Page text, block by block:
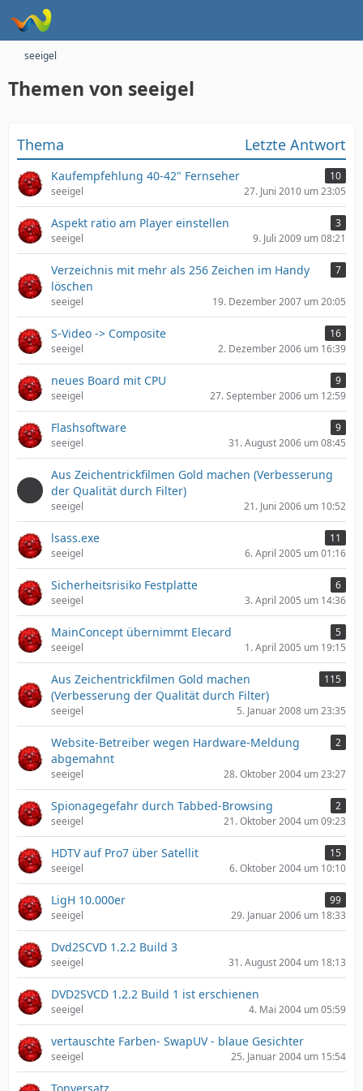
seeigel
Themen von seeigel
Thema Letzte Antwort
Kaufempfehlung 40-42" Fernseher
10
seeigel
27. Juni 2010 um 23:05
Aspekt ratio am Player einstellen
3
seeigel
9. Juli 2009 um 08:21
Verzeichnis mit mehr als 256 Zeichen im Handy
löschen
7
seeigel 19. Dezember 2007 um 20:05
S-Video -> Composite
16
seeigel
2. Dezember 2006 um 16:39
neues Board mit CPU
9
seeigel
27. September 2006 um 12:59
Flashsoftware
9
seeigel
31. August 2006 um 08:45
Aus Zeichentrickfilmen Gold machen (Verbesserung
der Qualität durch Filter)
seeigel 21. Juni 2006 um 10:52
lsass.exe
11
seeigel
6. April 2005 um 01:16
Sicherheitsrisiko Festplatte
6
seeigel
3. April 2005 um 14:36
MainConcept übernimmt Elecard
5
seeigel
1. April 2005 um 19:15
Aus Zeichentrickfilmen Gold machen
(Verbesserung der Qualität durch Filter)
115
seeigel 5. Januar 2008 um 23:35
Website-Betreiber wegen Hardware-Meldung
abgemahnt
2
seeigel 28. Oktober 2004 um 23:27
Spionagegefahr durch Tabbed-Browsing
2
seeigel
21. Oktober 2004 um 09:23
HDTV auf Pro7 über Satellit
15
seeigel
6. Oktober 2004 um 10:10
LigH 10.000er
99
seeigel
29. Januar 2006 um 18:33
Dvd2SCVD 1.2.2 Build 3
seeigel 31. August 2004 um 18:13
DVD2SVCD 1.2.2 Build 1 ist erschienen
seeigel 4. Mai 2004 um 05:59
vertauschte Farben- SwapUV - blaue Gesichter
seeigel 25. Januar 2004 um 15:54